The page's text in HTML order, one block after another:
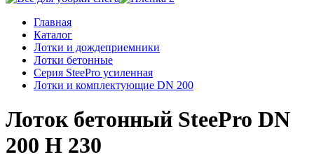
Главная
Каталог
Лотки и дождеприемники
Лотки бетонные
Серия SteePro усиленная
Лотки и комплектующие DN 200
Лоток бетонный SteePro DN
200 H 230